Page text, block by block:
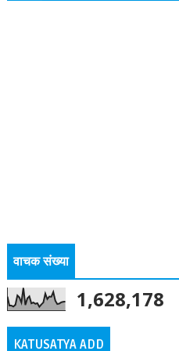
वाचक संख्या
1,628,178
KATUSATYA ADD